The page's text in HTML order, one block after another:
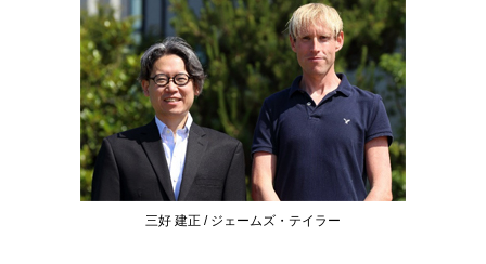
三好 建正 / ジェームズ・テイラー